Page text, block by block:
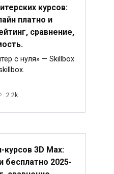
курсов:
платно и
сравнение,
с нуля» — Skillbox
2.2k.
курсов 3D Max:
бесплатно 2025-